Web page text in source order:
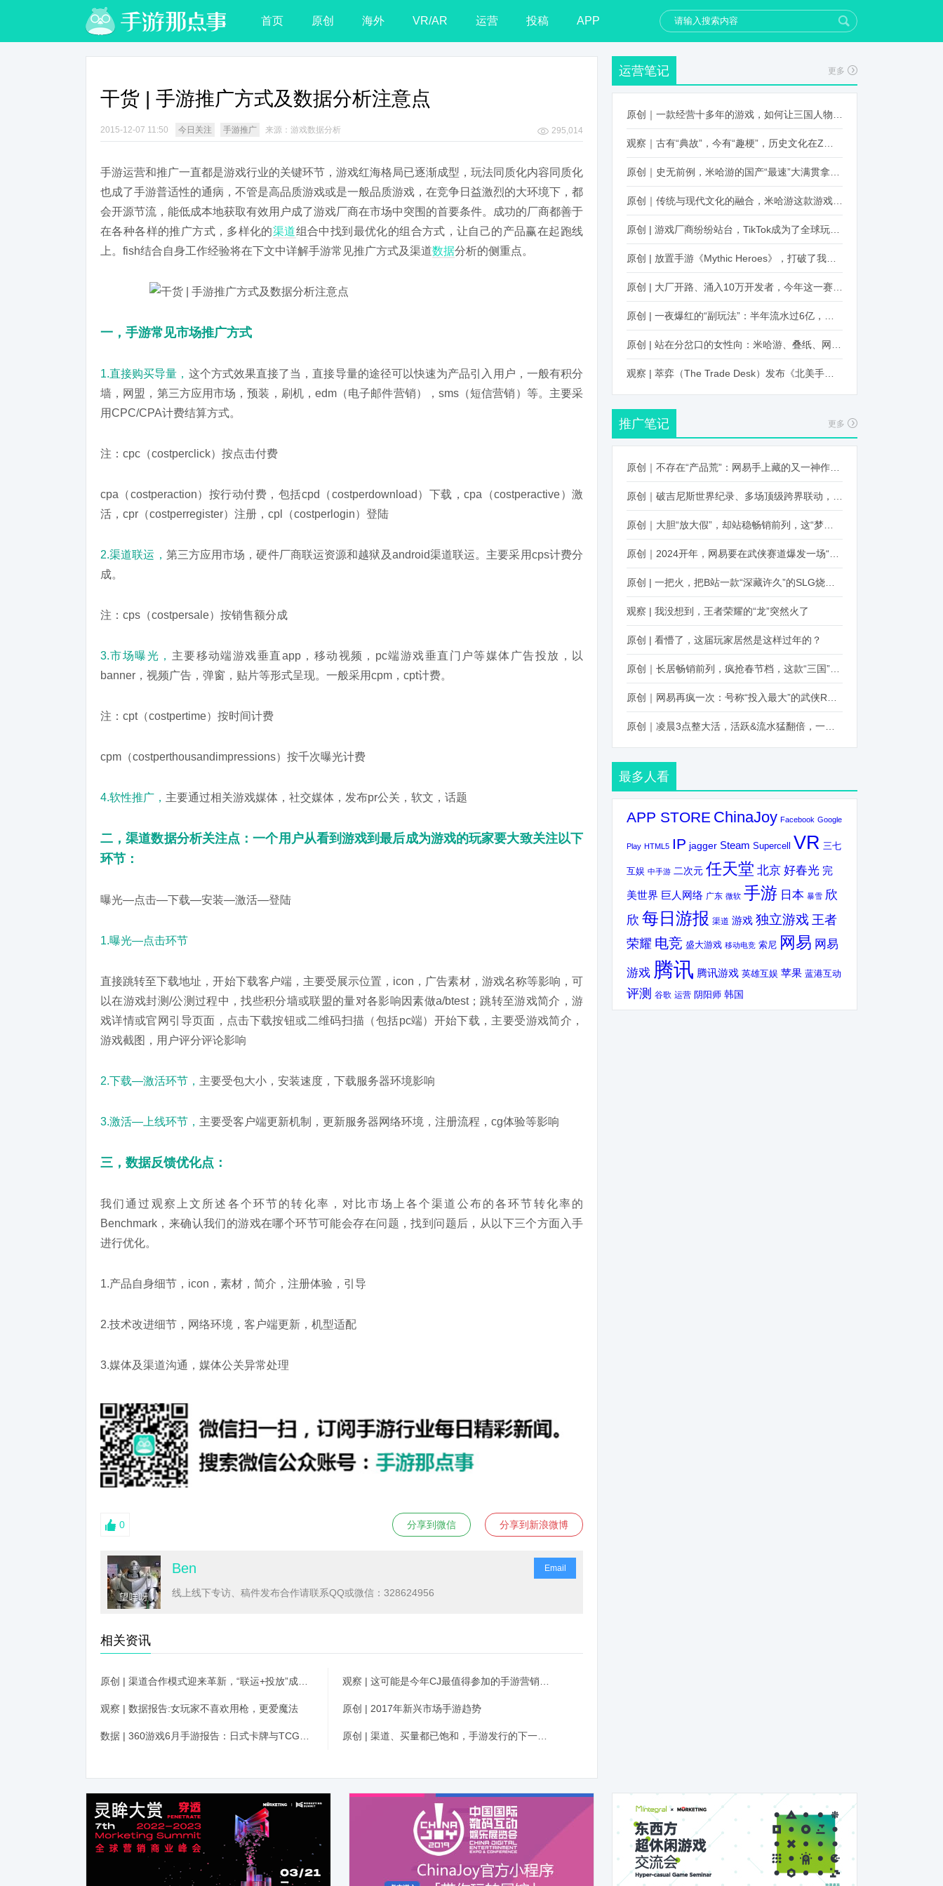
首页 原创 海外 VR/AR 运营 投稿 APP
干货 | 手游推广方式及数据分析注意点
2015-12-07 11:50 今日关注 手游推广 来源：游戏数据分析 295,014
手游运营和推广一直都是游戏行业的关键环节，游戏红海格局已逐渐成型，玩法同质化内容同质化
也成了手游普适性的通病，不管是高品质游戏或是一般品质游戏，在竞争日益激烈的大环境下，都
会开源节流，能低成本地获取有效用户成了游戏厂商在市场中突围的首要条件。成功的厂商都善于
在各种各样的推广方式，多样化的渠道组合中找到最优化的组合方式，让自己的产品赢在起跑线
上。fish结合自身工作经验将在下文中详解手游常见推广方式及渠道数据分析的侧重点。
一，手游常见市场推广方式
1.直接购买导量， 这个方式效果直接了当，直接导量的途径可以快速为产品引入用户，一般有积分
墙，网盟，第三方应用市场，预装，刷机，edm（电子邮件营销），sms（短信营销）等。主要采
用CPC/CPA计费结算方式。
注：cpc（costperclick）按点击付费
cpa（costperaction）按行动付费，包括cpd（costperdownload）下载，cpa（costperactive）激
活，cpr（costperregister）注册，cpl（costperlogin）登陆
2.渠道联运， 第三方应用市场，硬件厂商联运资源和越狱及android渠道联运。主要采用cps计费分
成。
注：cps（costpersale）按销售额分成
3.市场曝光， 主要移动端游戏垂直app，移动视频，pc端游戏垂直门户等媒体广告投放，以
banner，视频广告，弹窗，贴片等形式呈现。一般采用cpm，cpt计费。
注：cpt（costpertime）按时间计费
cpm（costperthousandimpressions）按千次曝光计费
4.软性推广， 主要通过相关游戏媒体，社交媒体，发布pr公关，软文，话题
二，渠道数据分析关注点：一个用户从看到游戏到最后成为游戏的玩家要大致关注以下
环节：
曝光—点击—下载—安装—激活—登陆
1.曝光—点击环节
直接跳转至下载地址，开始下载客户端，主要受展示位置，icon，广告素材，游戏名称等影响，可
以在游戏封测/公测过程中，找些积分墙或联盟的量对各影响因素做a/btest；跳转至游戏简介，游
戏详情或官网引导页面，点击下载按钮或二维码扫描（包括pc端）开始下载，主要受游戏简介，
游戏截图，用户评分评论影响
2.下载—激活环节， 主要受包大小，安装速度，下载服务器环境影响
3.激活—上线环节， 主要受客户端更新机制，更新服务器网络环境，注册流程，cg体验等影响
三，数据反馈优化点：
我们通过观察上文所述各个环节的转化率，对比市场上各个渠道公布的各环节转化率的
Benchmark，来确认我们的游戏在哪个环节可能会存在问题，找到问题后，从以下三个方面入手
进行优化。
1.产品自身细节，icon，素材，简介，注册体验，引导
2.技术改进细节，网络环境，客户端更新，机型适配
3.媒体及渠道沟通，媒体公关异常处理
0 分享到新浪微博
分享到微信
Ben
线上线下专访、稿件发布合作请联系QQ或微信：328624956
Email
相关资讯
观察 | 数据报告:女玩家不喜欢用枪，更爱魔法 原创 | 2017年新兴市场手游趋势
运营笔记 更多
推广笔记 更多
观察 | 我没想到，王者荣耀的“龙”突然火了
原创 | 看懵了，这届玩家居然是这样过年的？
最多人看
APP STORE ChinaJoy Facebook Google
Play HTML5 IP jagger Steam Supercell VR 三七
互娱 中手游 二次元 任天堂 北京 好春光 完
美世界 巨人网络 广东 微软 手游 日本 暴雪 欣
欣 每日游报 渠道 游戏 独立游戏 王者
荣耀 电竞 盛大游戏 移动电竞 索尼 网易 网易
游戏 腾讯 腾讯游戏 英雄互娱 苹果 蓝港互动
评测 谷歌 运营 阴阳师 韩国